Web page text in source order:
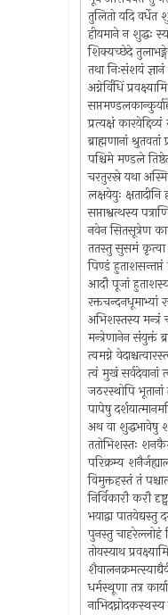
तुलितो यदि वर्धेत
हीयमाने न शुद्धः
शिक्यच्छेदे
तथा निःसंशयं
अग्नेर्विधिं
प्रत्यक्षं
ब्राह्मणानां
पश्चिमे मण्डले
चरतुरस्रे यथा
लक्षयेयुः
सप्ताश्वत्थस्य
नवेन सितसूत्रेण
ततस्तु सुसमं
पिण्डं
आदौ पूजां
रक्तचन्दनधूमाभ्यां
अभिशस्तस्य मन्त्रं
मन्त्रेणानेन संयुक्तं
त्वमग्ने
त्वं मुखं सर्वदेवानां
जठरस्थोपि
पापेषु
अथ वा शुद्धभावेषु
ततोभिशस्तः
परिक्रम्य
विमुक्तहस्तं तं
निर्विकारौ करौ
भयाद्वा
पुनस्तु चाहरेल्लोहं
तोयस्याथ
धर्मस्थूणा तत्र